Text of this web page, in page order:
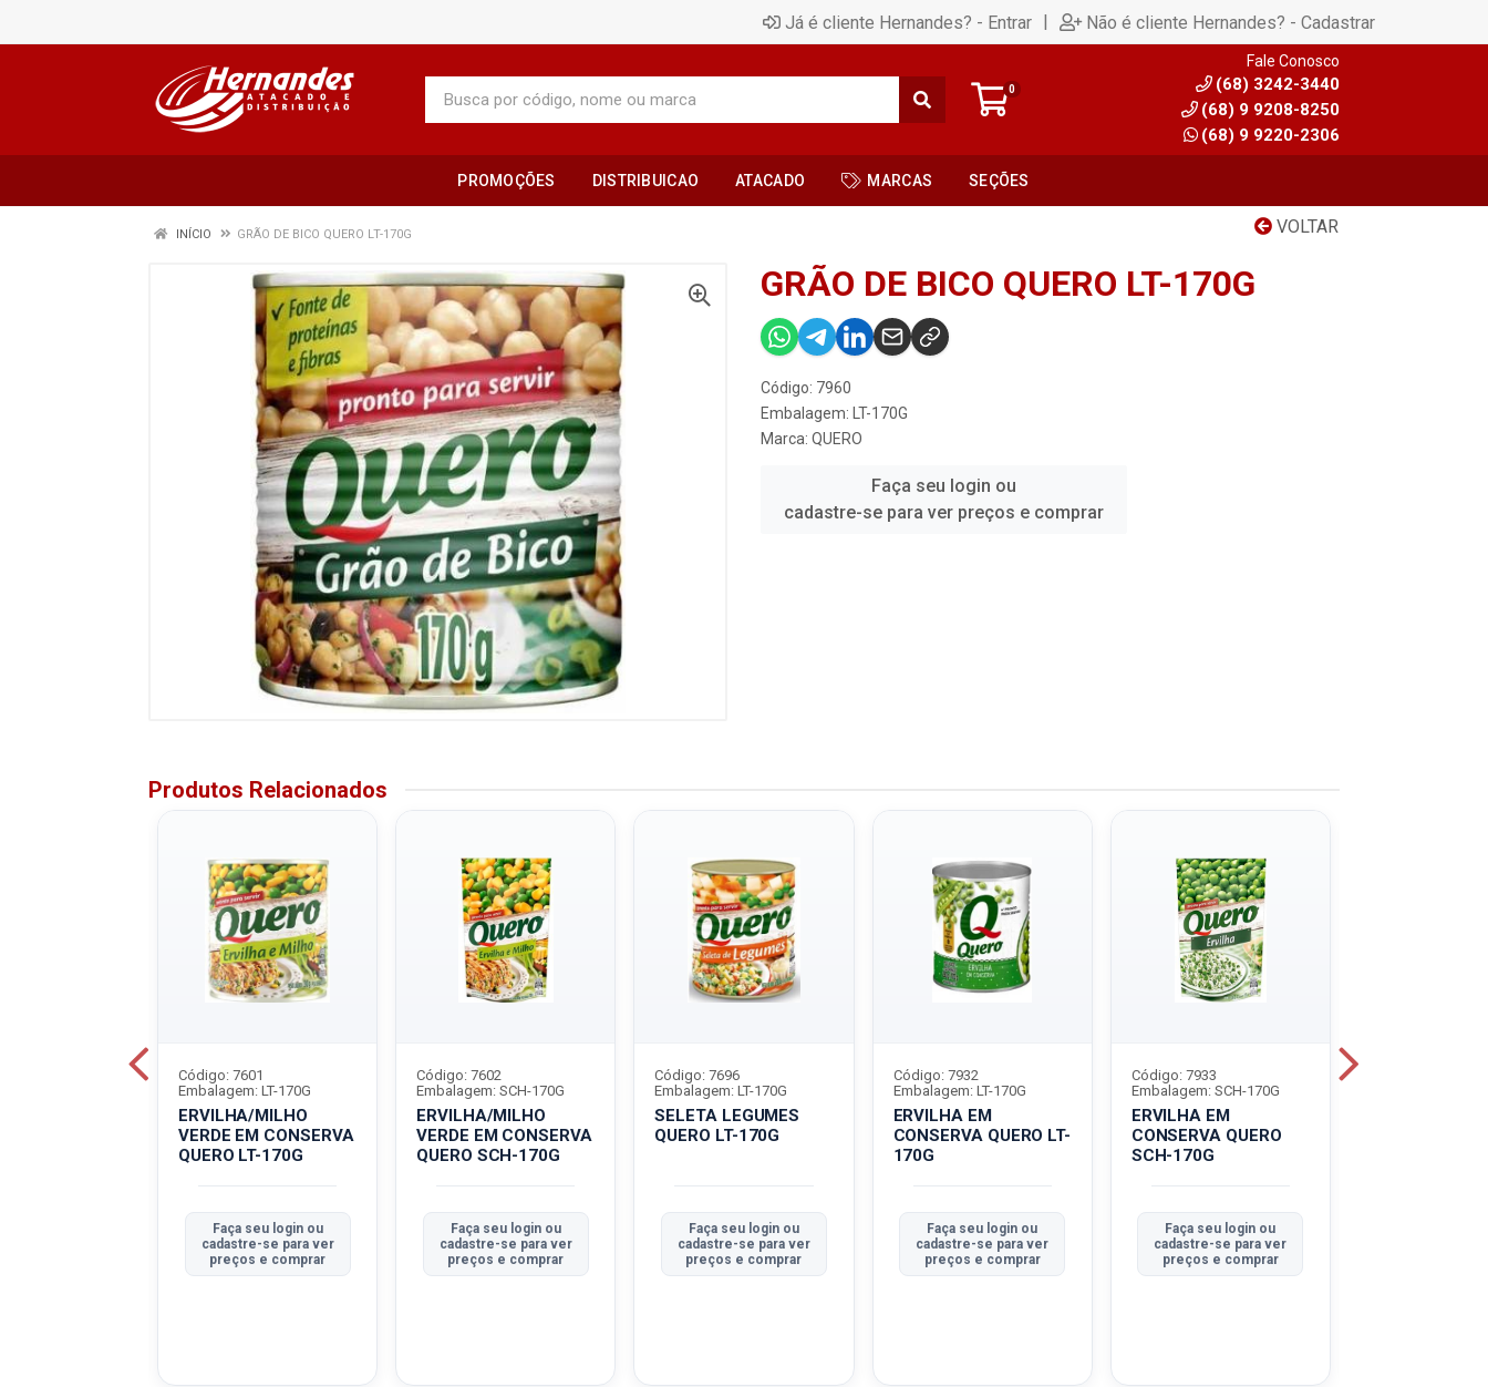
Já é cliente Hernandes? - Entrar | Não é cliente Hernandes? - Cadastrar
0
Fale Conosco
(68) 3242-3440
(68) 9 9208-8250
(68) 9 9220-2306
PROMOÇÕES DISTRIBUICAO ATACADO MARCAS SEÇÕES
VOLTAR
INÍCIO GRÃO DE BICO QUERO LT-170G
GRÃO DE BICO QUERO LT-170G
Código: 7960
Embalagem: LT-170G
Marca: QUERO
Faça seu login ou
cadastre-se para ver preços e comprar
Produtos Relacionados
ERVILHA/MILHO
VERDE EM CONSERVA
QUERO LT-170G
Código: 7601
Embalagem: LT-170G
Faça seu login ou
cadastre-se para ver
preços e comprar
ERVILHA/MILHO
VERDE EM CONSERVA
QUERO SCH-170G
Código: 7602
Embalagem: SCH-170G
Faça seu login ou
cadastre-se para ver
preços e comprar
SELETA LEGUMES
QUERO LT-170G
Código: 7696
Embalagem: LT-170G
Faça seu login ou
cadastre-se para ver
preços e comprar
ERVILHA EM
CONSERVA QUERO LT-
170G
Código: 7932
Embalagem: LT-170G
Faça seu login ou
cadastre-se para ver
preços e comprar
ERVILHA EM
CONSERVA QUERO
SCH-170G
Código: 7933
Embalagem: SCH-170G
Faça seu login ou
cadastre-se para ver
preços e comprar